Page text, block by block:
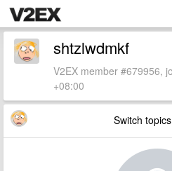
shtzlwdmkf
V2EX member #679956,
+08:00
Switch